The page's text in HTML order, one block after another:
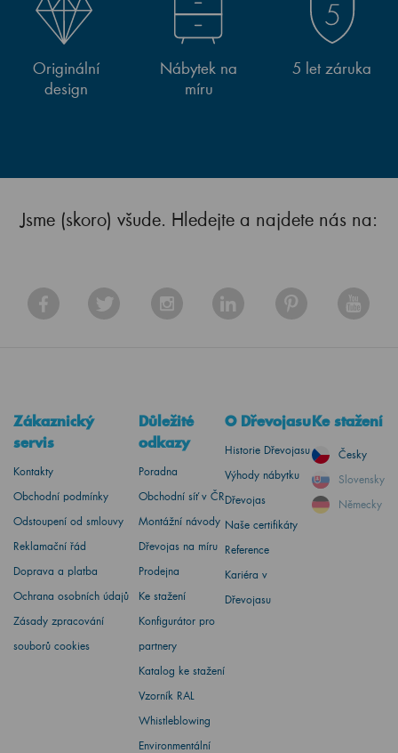
Originální
design
Nábytek na
míru
5 let záruka
Jsme (skoro) všude. Hledejte a najdete nás na:
Zákaznický
servis
Kontakty
Obchodní podmínky
Odstoupení od smlouvy
Reklamační řád
Doprava a platba
Ochrana osobních údajů
Zásady zpracování
souborů cookies
Důležité
odkazy
Poradna
Obchodní síť v ČR
Montážní návody
Dřevojas na míru
Prodejna
Ke stažení
Konfigurátor pro
partnery
Katalog ke stažení
Vzorník RAL
Whistleblowing
Environmentální
O Dřevojasu
Historie Dřevojasu
Výhody nábytku
Dřevojas
Naše certifikáty
Reference
Kariéra v
Dřevojasu
Ke stažení
Česky
Slovensky
Německy